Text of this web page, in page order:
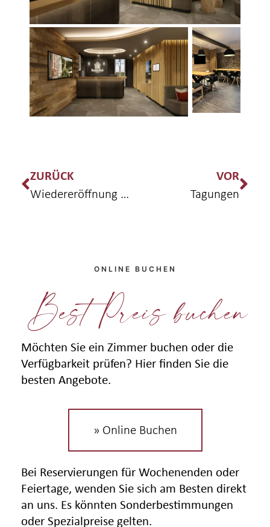
ZURÜCK
Wiedereröffnung 2022
VOR
Tagungen
ONLINE BUCHEN
Best Preis buchen
Möchten Sie ein Zimmer buchen oder die
Verfügbarkeit prüfen? Hier finden Sie die
besten Angebote.
» Online Buchen
Bei Reservierungen für Wochenenden oder
Feiertage, wenden Sie sich am Besten direkt
an uns. Es könnten Sonderbestimmungen
oder Spezialpreise gelten.